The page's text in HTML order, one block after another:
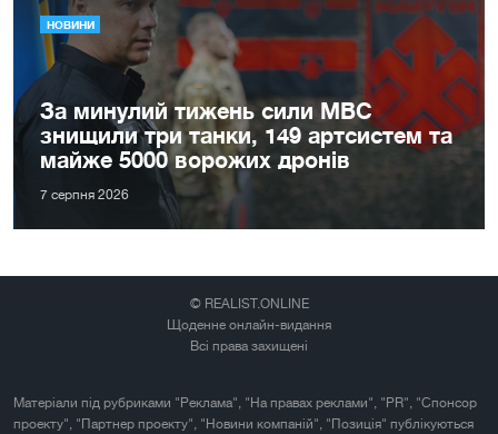
НОВИНИ
За минулий тижень сили МВС
знищили три танки, 149 артсистем та
майже 5000 ворожих дронів
7 серпня 2026
© REALIST.ONLINE
Щоденне онлайн-видання
Всі права захищені
Матеріали під рубриками "Реклама", "На правах реклами", "PR", "Спонсор
проекту", "Партнер проекту", "Новини компаній", "Позиція" публікуються